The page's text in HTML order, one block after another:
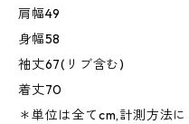
肩幅49
身幅58
袖丈67(リブ含む)
着丈70
＊単位は全てcm,計測方法